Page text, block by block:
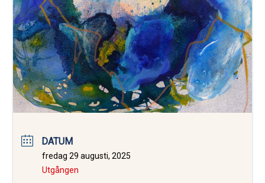
DATUM
fredag 29 augusti, 2025
Utgången